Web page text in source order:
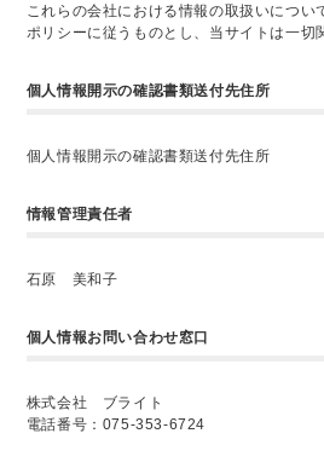
これらの会社における情報の取扱いについ
ポリシーに従うものとし、当サイトは一切
個人情報開示の確認書類送付先住所
個人情報開示の確認書類送付先住所
情報管理責任者
石原 美和子
個人情報お問い合わせ窓口
株式会社 ブライト
電話番号：075-353-6724